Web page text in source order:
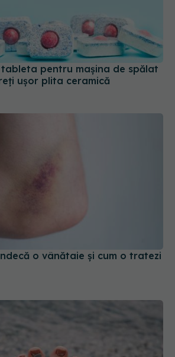
pentru mașina de spălat
ușor plita ceramică